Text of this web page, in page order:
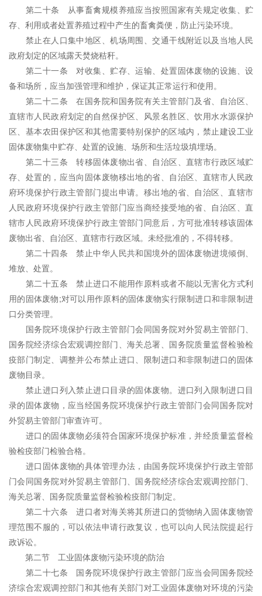
第二十条 从事畜禽规模养殖应当按照国家有关规定收集、贮
存、利用或者处置养殖过程中产生的畜禽粪便，防止污染环境。
禁止在人口集中地区、机场周围、交通干线附近以及当地人民
政府划定的区域露天焚烧秸秆。
第二十一条 对收集、贮存、运输、处置固体废物的设施、设
备和场所，应当加强管理和维护，保证其正常运行和使用。
第二十二条 在国务院和国务院有关主管部门及省、自治区、
直辖市人民政府划定的自然保护区、风景名胜区、饮用水水源保护
区、基本农田保护区和其他需要特别保护的区域内，禁止建设工业
固体废物集中贮存、处置的设施、场所和生活垃圾填埋场。
第二十三条 转移固体废物出省、自治区、直辖市行政区域贮
存、处置的，应当向固体废物移出地的省、自治区、直辖市人民政
府环境保护行政主管部门提出申请。移出地的省、自治区、直辖市
人民政府环境保护行政主管部门应当商经接受地的省、自治区、直
辖市人民政府环境保护行政主管部门同意后，方可批准转移该固体
废物出省、自治区、直辖市行政区域。未经批准的，不得转移。
第二十四条 禁止中华人民共和国境外的固体废物进境倾倒、
堆放、处置。
第二十五条 禁止进口不能用作原料或者不能以无害化方式利
用的固体废物;对可以用作原料的固体废物实行限制进口和非限制进
口分类管理。
国务院环境保护行政主管部门会同国务院对外贸易主管部门、
国务院经济综合宏观调控部门、海关总署、国务院质量监督检验检
疫部门制定、调整并公布禁止进口、限制进口和非限制进口的固体
废物目录。
禁止进口列入禁止进口目录的固体废物。进口列入限制进口目
录的固体废物，应当经国务院环境保护行政主管部门会同国务院对
外贸易主管部门审查许可。
进口的固体废物必须符合国家环境保护标准，并经质量监督检
验检疫部门检验合格。
进口固体废物的具体管理办法，由国务院环境保护行政主管部
门会同国务院对外贸易主管部门、国务院经济综合宏观调控部门、
海关总署、国务院质量监督检验检疫部门制定。
第二十六条 进口者对海关将其所进口的货物纳入固体废物管
理范围不服的，可以依法申请行政复议，也可以向人民法院提起行
政诉讼。
第二节 工业固体废物污染环境的防治
第二十七条 国务院环境保护行政主管部门应当会同国务院经
济综合宏观调控部门和其他有关部门对工业固体废物对环境的污染